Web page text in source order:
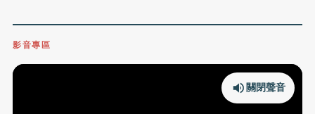
影音專區
關閉聲音